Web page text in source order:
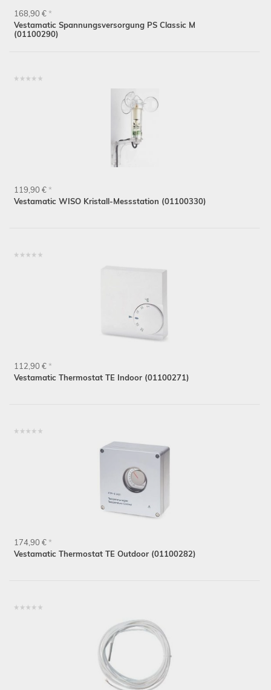
Vestamatic Spannungsversorgung PS Classic M
(01100290)
168,90 € *
Vestamatic WISO Kristall-Messstation (01100330)
119,90 € *
Vestamatic Thermostat TE Indoor (01100271)
112,90 € *
Vestamatic Thermostat TE Outdoor (01100282)
174,90 € *